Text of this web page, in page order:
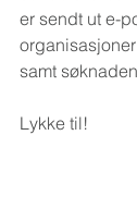
er sendt ut e-
samt
Lykke til!